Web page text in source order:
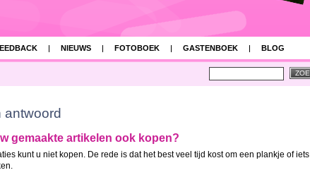
NIEUWS FOTOBOEK GASTENBOEK BLOG
antwoord
gemaakte artikelen ook kopen?
kunt u niet kopen. De rede is dat het best veel tijd kost om een plankje of iets